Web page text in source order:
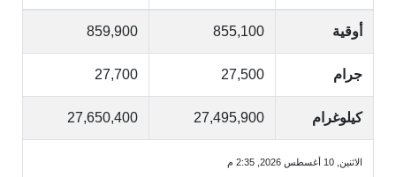
أوقية 855,100
859,900
جرام 27,500
27,700
كيلوغرام 27,495,900
27,650,400
الاثنين, 10 أغسطس 2026, 2:35 م